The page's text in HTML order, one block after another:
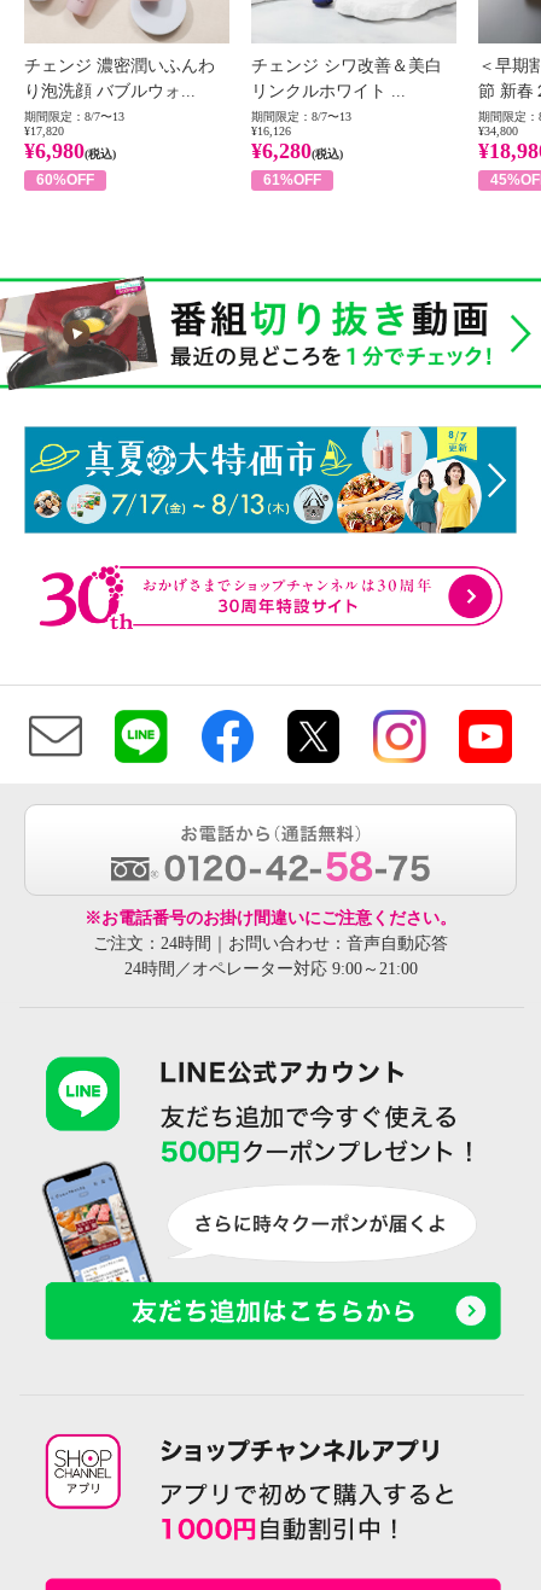
チェンジ 濃密潤いふんわ
り泡洗顔 バブルウォ...
期間限定：8/7〜13
¥17,820
¥6,980(税込)
60%OFF
チェンジ シワ改善＆美白
リンクルホワイト ...
期間限定：8/7〜13
¥16,126
¥6,280(税込)
61%OFF
＜早期
節 新春
期間限定：
¥34,800
※お電話番号のお掛け間違いにご注意ください。
ご注文：24時間｜お問い合わせ：音声自動応答
24時間／オペレーター対応 9:00～21:00